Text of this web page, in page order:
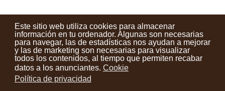
Este sitio web utiliza cookies para almacenar
información en tu ordenador. Algunas son necesarias
para navegar, las de estadísticas nos ayudan a mejorar
y las de marketing son necesarias para visualizar
todos los contenidos, al tiempo que permiten recabar
datos a los anunciantes. Cookie
Política de privacidad
Contactos Condiciones de uso Aviso legal
Noticias
Tu opinión cuenta